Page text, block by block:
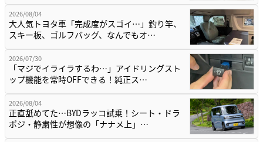
2026/08/04
大人気トヨタ車「完成度がスゴイ…」釣り竿、
スキー板、ゴルフバッグ、なんでもオ…
2026/07/30
「マジでイライラするわ…」アイドリングスト
ップ機能を常時OFFできる！純正ス…
2026/08/04
正直舐めてた…BYDラッコ試乗！シート・ドラ
ポジ・静粛性が想像の「ナナメ上」…